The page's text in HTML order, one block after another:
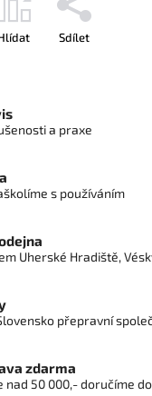
Sdílet
a praxe
s používáním
Uherské Hradiště,
přepravní
zdarma
nad 50 000,- doručíme